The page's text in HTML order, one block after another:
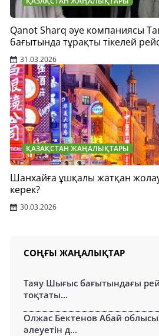
Qanot Sharq әуе компаниясы
бағытында тұрақты тікелей
31.03.2026
ҚАЗАҚСТАН ЖАҢАЛЫҚТАРЫ
Шанхайға ұшқалы жатқан
керек?
30.03.2026
СОҢҒЫ ЖАҢАЛЫҚТАР
Таяу Шығыс бағытындағы
тоқтаты...
Олжас Бектенов Абай
әлеуетін д...